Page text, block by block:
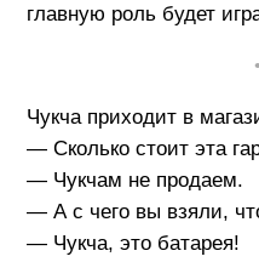
главную роль будет
Чукча приходит в
— Сколько стоит эта
— Чукчам не продаем.
— А с чего вы взяли,
— Чукча, это батарея!